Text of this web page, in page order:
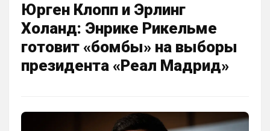
Юрген Клопп и Эрлинг
Холанд: Энрике Рикельме
готовит «бомбы» на выборы
президента «Реал Мадрид»